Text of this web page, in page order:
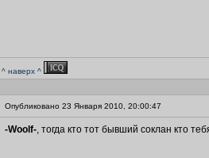
^ наверх ^
Опубликовано 23 Января 2010, 20:00:47
-Woolf-, тогда кто тот бывший соклан кто